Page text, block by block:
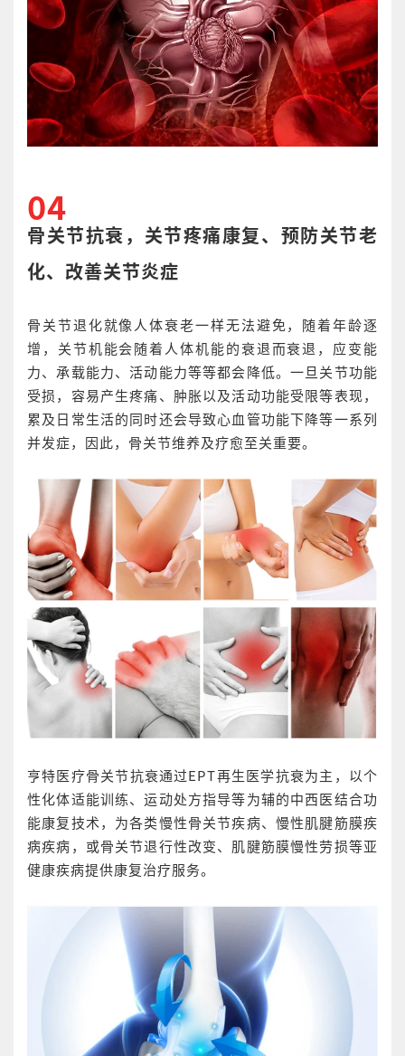
04
骨关节抗衰，关节疼痛康复、预防关节老
化、改善关节炎症
骨关节退化就像人体衰老一样无法避免，随着年龄逐
增，关节机能会随着人体机能的衰退而衰退，应变能
力、承载能力、活动能力等等都会降低。一旦关节功能
受损，容易产生疼痛、肿胀以及活动功能受限等表现，
累及日常生活的同时还会导致心血管功能下降等一系列
并发症，因此，骨关节维养及疗愈至关重要。
亨特医疗骨关节抗衰通过EPT再生医学抗衰为主，以个
性化体适能训练、运动处方指导等为辅的中西医结合功
能康复技术，为各类慢性骨关节疾病、慢性肌腱筋膜疾
病疾病，或骨关节退行性改变、肌腱筋膜慢性劳损等亚
健康疾病提供康复治疗服务。